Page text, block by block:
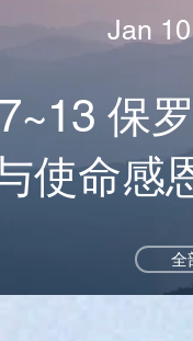
Jan
保
使命感
全